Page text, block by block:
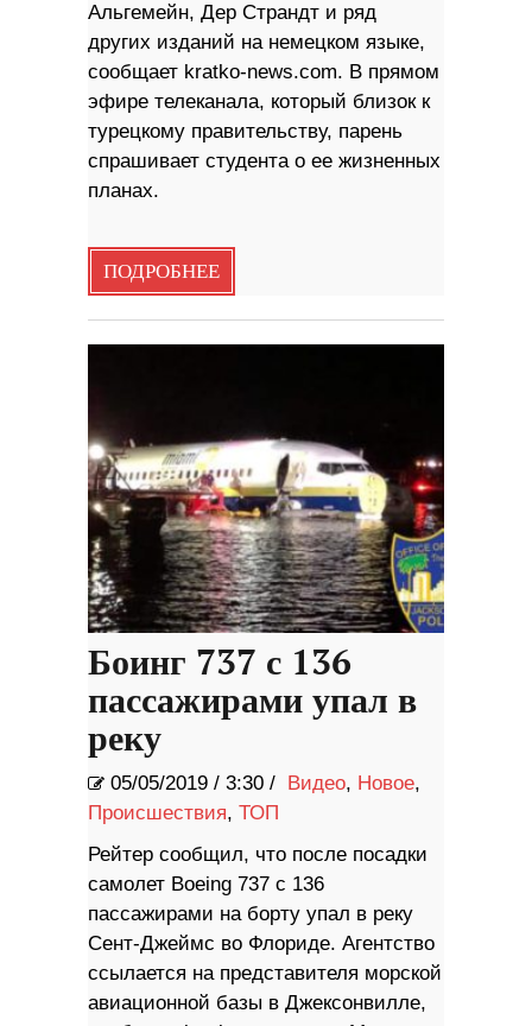
Альгемейн, Дер Страндт и ряд
других изданий на немецком языке,
сообщает kratko-news.com. В прямом
эфире телеканала, который близок к
турецкому правительству, парень
спрашивает студента о ее жизненных
планах.
ПОДРОБНЕЕ
Боинг 737 с 136
пассажирами упал в
реку
05/05/2019 / 3:30 / Видео, Новое,
Происшествия, ТОП
Рейтер сообщил, что после посадки
самолет Boeing 737 с 136
пассажирами на борту упал в реку
Сент-Джеймс во Флориде. Агентство
ссылается на представителя морской
авиационной базы в Джексонвилле,